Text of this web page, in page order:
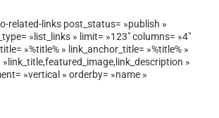
related-links post_status= »publish »
»list_links » limit= »123″ columns= »4″
»%title% » link_anchor_title= »%title% »
»link_title,featured_image,link_description »
»vertical » orderby= »name »